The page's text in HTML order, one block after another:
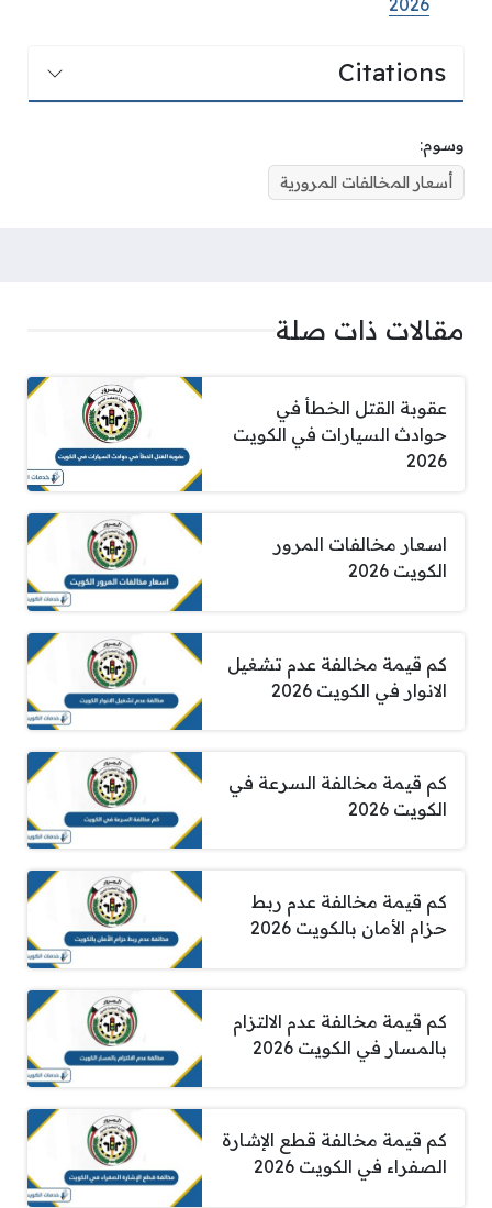
2026
Citations
وسوم:
أسعار المخالفات المرورية
مقالات ذات صلة
عقوبة القتل الخطأ في
حوادث السيارات في الكويت
2026
اسعار مخالفات المرور
الكويت 2026
كم قيمة مخالفة عدم تشغيل
الانوار في الكويت 2026
كم قيمة مخالفة السرعة في
الكويت 2026
كم قيمة مخالفة عدم ربط
حزام الأمان بالكويت 2026
كم قيمة مخالفة عدم الالتزام
بالمسار في الكويت 2026
كم قيمة مخالفة قطع الإشارة
الصفراء في الكويت 2026